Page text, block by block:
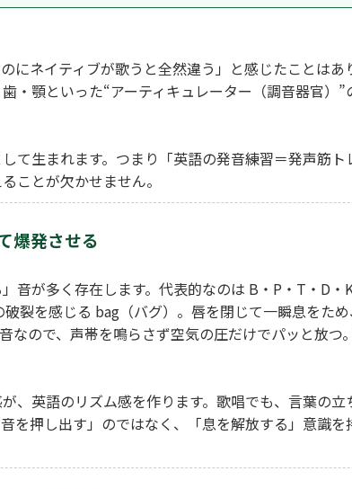
にネイティブが歌うと全然違う」と感じたことはあ
・顎といった“アーティキュレーター（調音器官）”
て生まれます。つまり「英語の発音練習＝発声筋
ことが欠かせません。
爆発させる
音が多く存在します。代表的なのは B・P・T・D・
裂を感じる bag（バグ）。唇を閉じて一瞬息をた
なので、声帯を鳴らさず空気の圧だけでパッと放つ
、英語のリズム感を作ります。歌唱でも、言葉の立
を押し出す」のではなく、「息を解放する」意識